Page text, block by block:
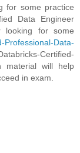
for some practice
Data Engineer
looking for some
Professional-Data-
Certified-
material will help
in exam.